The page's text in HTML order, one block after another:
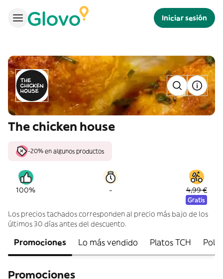
Iniciar sesión
The chicken house
-20% en algunos productos
100% - 4,99 €
Gratis
Los precios tachados corresponden al precio más bajo de los
últimos 30 días antes del descuento.
Promociones Lo más vendido Platos TCH
Promociones